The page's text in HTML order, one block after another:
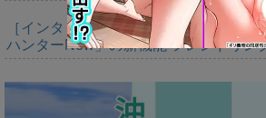
［インタビュー］距離を超えて，一緒
ハンターNow」の新機能 フレンドリン